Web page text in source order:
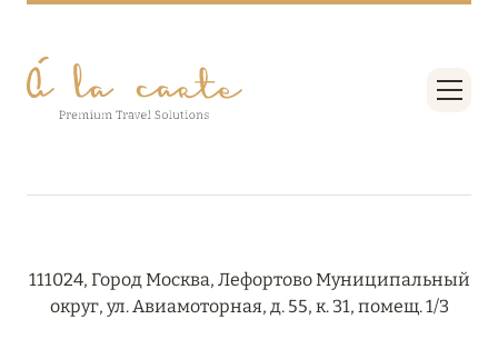
27 сентября 2024
HÔTEL BARRIÈRE LES NEIGES
111024, Город Москва, Лефортово Муниципальный
округ, ул. Авиамоторная, д. 55, к. 31, помещ. 1/3